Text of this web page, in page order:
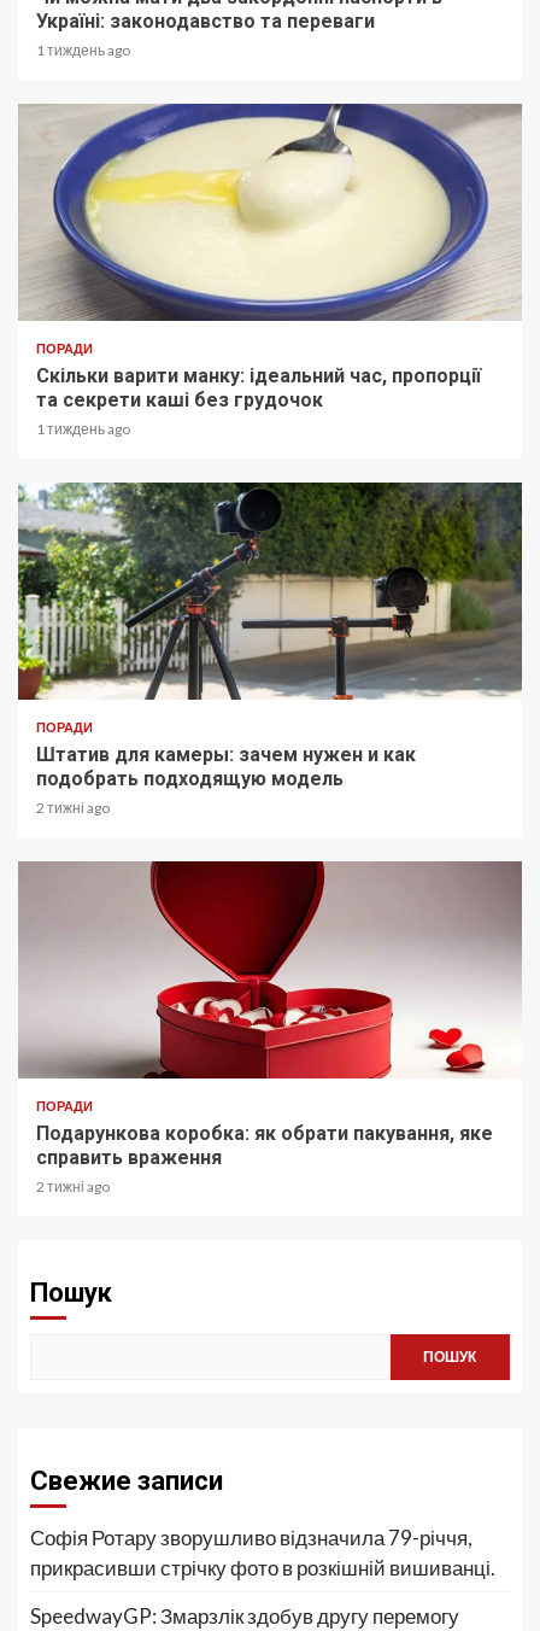
Україні: законодавство та переваги
1 тиждень ago
ПОРАДИ
Скільки варити манку: ідеальний час, пропорції
та секрети каші без грудочок
1 тиждень ago
ПОРАДИ
Штатив для камеры: зачем нужен и как
подобрать подходящую модель
2 тижні ago
ПОРАДИ
Подарункова коробка: як обрати пакування, яке
справить враження
2 тижні ago
Пошук
ПОШУК
Свежие записи
Софія Ротару зворушливо відзначила 79-річчя,
прикрасивши стрічку фото в розкішній вишиванці.
SpeedwayGP: Змарзлік здобув другу перемогу